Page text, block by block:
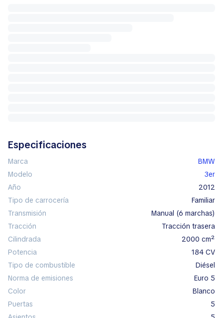
Especificaciones
Marca
BMW
Modelo
3er
Año
2012
Tipo de carrocería
familiar
Transmisión
manual (6 marchas)
Tracción
tracción trasera
Cilindrada
2000 cm²
Potencia
184 CV
Tipo de combustible
diésel
Norma de emisiones
Euro 5
Color
blanco
Puertas
5